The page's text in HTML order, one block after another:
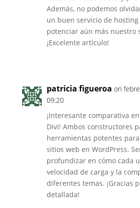
Además, no podemos
un buen servicio de hosting
potenciar aún más nuestro
¡Excelente artículo!
patricia figueroa on
09:20
¡Interesante comparativa
Divi! Ambos constructores
herramientas potentes
sitios web en WordPress.
profundizar en cómo cada
velocidad de carga y la
diferentes temas. ¡Gracias
detallada!